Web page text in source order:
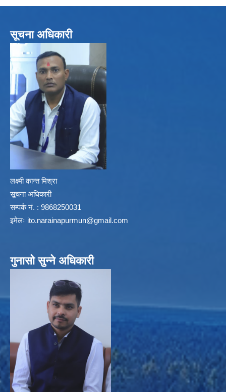
सूचना अधिकारी
लक्ष्मी कान्त मिश्रा
सूचना अधिकारी
सम्पर्क नं. : 9868250031
इमेलः ito.narainapurmun@gmail.com
गुनासो सुन्ने अधिकारी